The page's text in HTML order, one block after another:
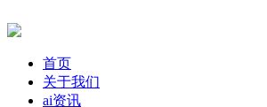
首页
关于我们
ai资讯